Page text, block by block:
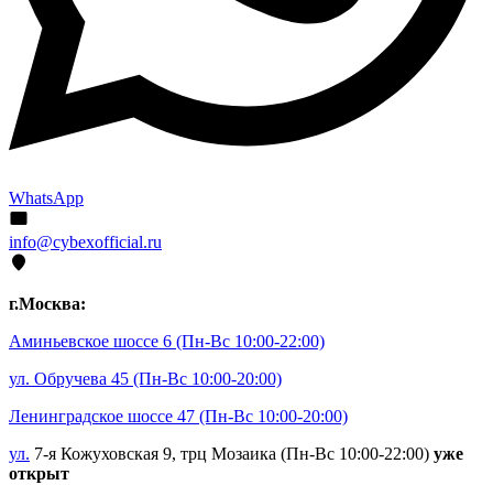
WhatsApp
info@cybexofficial.ru
г.Москва:
Аминьевское шоссе 6 (Пн-Вс 10:00-22:00)
ул. Обручева 45 (Пн-Вс 10:00-20:00)
Ленинградское шоссе 47 (Пн-Вс 10:00-20:00)
ул. 7-я Кожуховская 9, трц Мозаика (Пн-Вс 10:00-22:00) уже
открыт